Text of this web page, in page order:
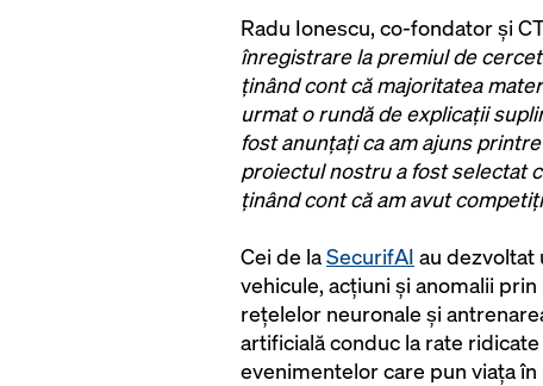
Radu Ionescu, co-fondator și
înregistrare la premiul de
ținând cont că majoritatea
urmat o rundă de explicații
fost anunțați ca am ajuns
proiectul nostru a fost selectat
ținând cont că am avut
Cei de laSecurifAI au dezvoltat
vehicule, acțiuni și anomalii
rețelelor neuronale și
artificială conduc la rate
evenimentelor care pun viața